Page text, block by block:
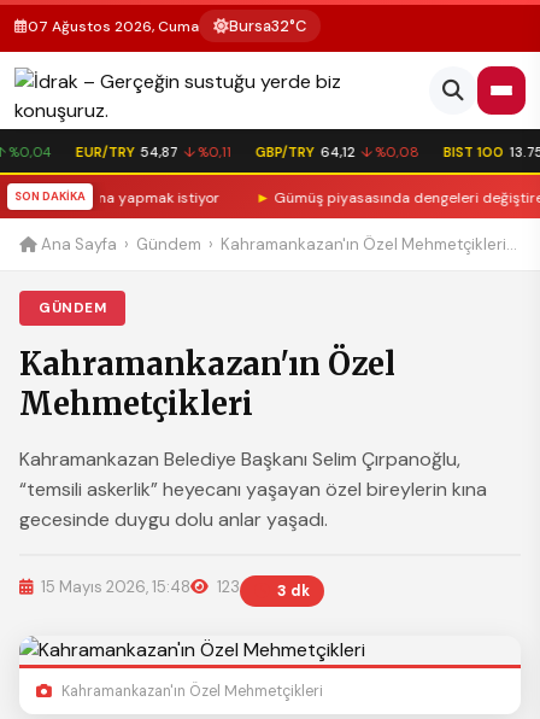
07 Ağustos 2026, Cuma Bursa32°C
EUR/TRY 54,87 ↓ %0,11 GBP/TRY 64,12 ↓ %0,08 BIST 100
SON DAKİKA
anlaşma yapmak istiyor Gümüş piyasasında dengeleri değiştiren
Ana Sayfa › Gündem › Kahramankazan'ın Özel Mehmetçikleri...
GÜNDEM
Kahramankazan'ın Özel
Mehmetçikleri
Kahramankazan Belediye Başkanı Selim Çırpanoğlu,
“temsili askerlik” heyecanı yaşayan özel bireylerin kına
gecesinde duygu dolu anlar yaşadı.
15 Mayıs 2026, 15:48 123 3 dk
Kahramankazan'ın Özel Mehmetçikleri